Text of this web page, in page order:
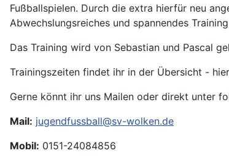
Fußballspielen. Durch die extra hierfür neu
Abwechslungsreiches und spannendes
Das Training wird von Sebastian und Pascal
Trainingszeiten findet ihr in der Übersicht -
Gerne könnt ihr uns Mailen oder direkt unter
Mail: jugendfussball@sv-wolken.de
Mobil: 0151-24084856